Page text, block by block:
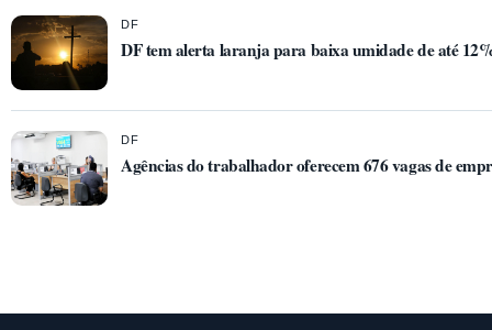
DF
DF tem alerta laranja para baixa umidade de até
DF
Agências do trabalhador oferecem 676 vagas de